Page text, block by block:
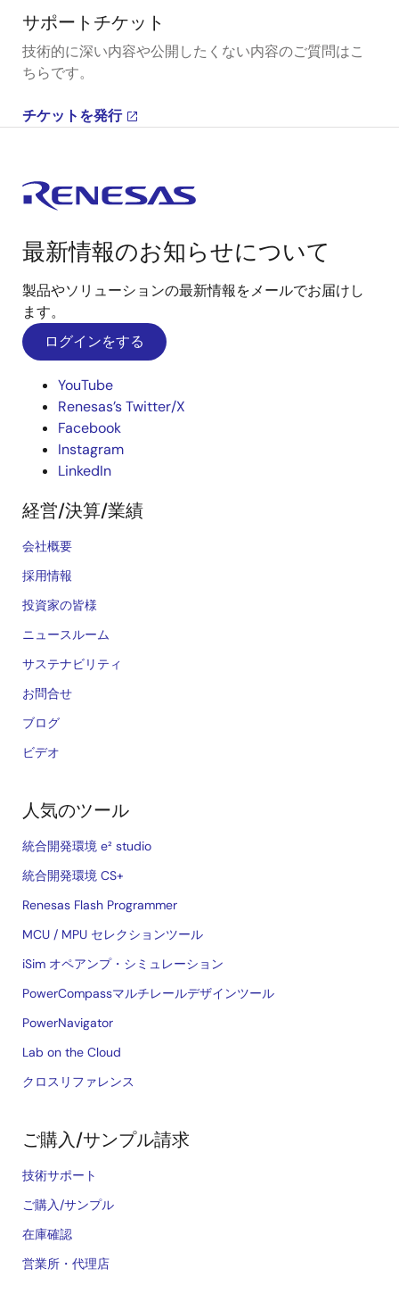
サポートチケット
技術的に深い内容や公開したくない内容のご質問はこ
ちらです。
チケットを発行
最新情報のお知らせについて
製品やソリューションの最新情報をメールでお届けし
ます。
ログインをする
YouTube
Renesas’s Twitter/X
Facebook
Instagram
LinkedIn
経営/決算/業績
会社概要
採用情報
投資家の皆様
ニュースルーム
サステナビリティ
お問合せ
ブログ
ビデオ
人気のツール
統合開発環境 e² studio
統合開発環境 CS+
Renesas Flash Programmer
MCU / MPU セレクションツール
iSim オペアンプ・シミュレーション
PowerCompassマルチレールデザインツール
PowerNavigator
Lab on the Cloud
クロスリファレンス
ご購入/サンプル請求
技術サポート
ご購入/サンプル
在庫確認
営業所・代理店